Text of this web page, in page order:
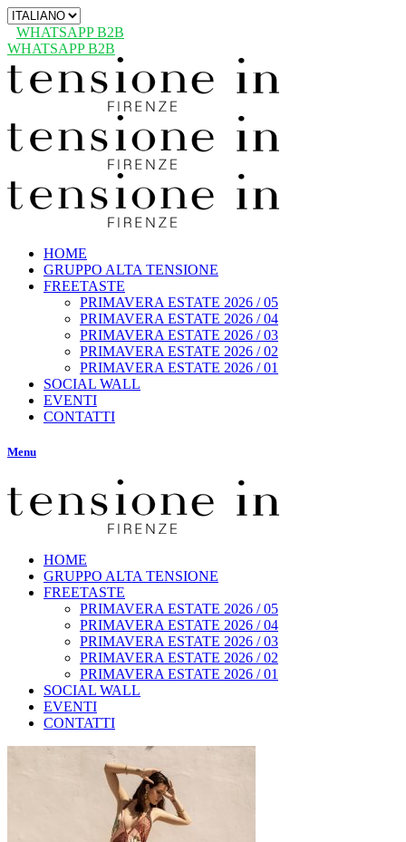
Scegli
una
lingua
WHATSAPP B2B
WHATSAPP B2B
HOME
GRUPPO ALTA TENSIONE
FREETASTE
PRIMAVERA ESTATE 2026 / 05
PRIMAVERA ESTATE 2026 / 04
PRIMAVERA ESTATE 2026 / 03
PRIMAVERA ESTATE 2026 / 02
PRIMAVERA ESTATE 2026 / 01
SOCIAL WALL
EVENTI
CONTATTI
Menu
HOME
GRUPPO ALTA TENSIONE
FREETASTE
PRIMAVERA ESTATE 2026 / 05
PRIMAVERA ESTATE 2026 / 04
PRIMAVERA ESTATE 2026 / 03
PRIMAVERA ESTATE 2026 / 02
PRIMAVERA ESTATE 2026 / 01
SOCIAL WALL
EVENTI
CONTATTI